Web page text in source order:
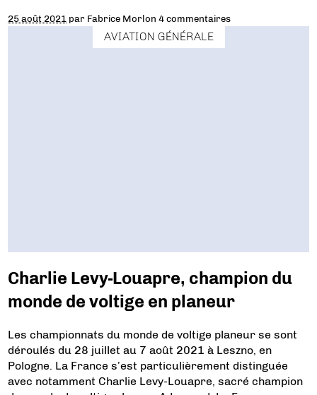
25 août 2021 par Fabrice Morlon 4 commentaires
AVIATION GÉNÉRALE
Charlie Levy-Louapre, champion du
monde de voltige en planeur
Les championnats du monde de voltige planeur se sont
déroulés du 28 juillet au 7 août 2021 à Leszno, en
Pologne. La France s’est particulièrement distinguée
avec notamment Charlie Levy-Louapre, sacré champion